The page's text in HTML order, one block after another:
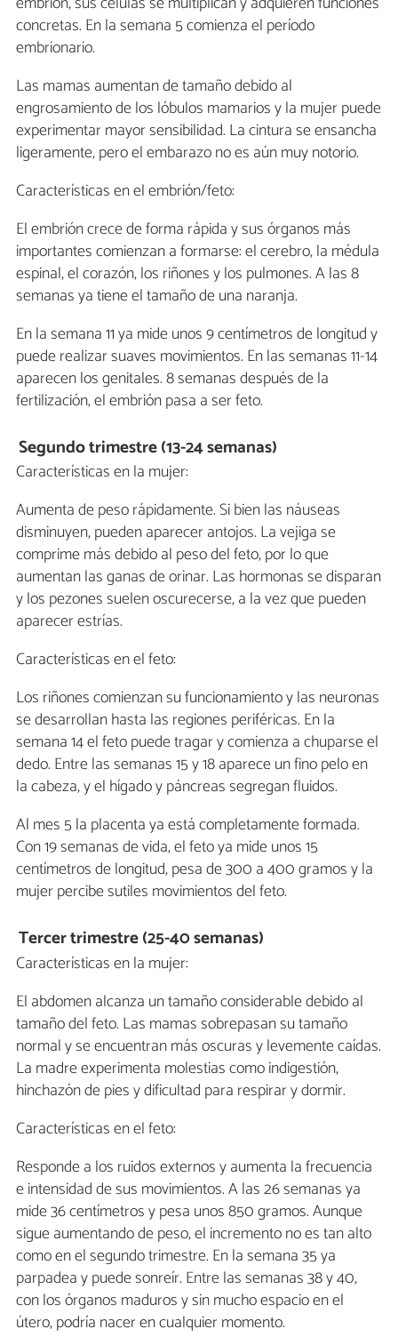
concretas. En la semana 5 comienza el período
embrionario.
Las mamas aumentan de tamaño debido al
engrosamiento de los lóbulos mamarios y la mujer puede
experimentar mayor sensibilidad. La cintura se ensancha
ligeramente, pero el embarazo no es aún muy notorio.
Características en el embrión/feto:
El embrión crece de forma rápida y sus órganos más
importantes comienzan a formarse: el cerebro, la médula
espinal, el corazón, los riñones y los pulmones. A las 8
semanas ya tiene el tamaño de una naranja.
En la semana 11 ya mide unos 9 centímetros de longitud y
puede realizar suaves movimientos. En las semanas 11-14
aparecen los genitales. 8 semanas después de la
fertilización, el embrión pasa a ser feto.
Segundo trimestre (13-24 semanas)
Características en la mujer:
Aumenta de peso rápidamente. Si bien las náuseas
disminuyen, pueden aparecer antojos. La vejiga se
comprime más debido al peso del feto, por lo que
aumentan las ganas de orinar. Las hormonas se disparan
y los pezones suelen oscurecerse, a la vez que pueden
aparecer estrías.
Características en el feto:
Los riñones comienzan su funcionamiento y las neuronas
se desarrollan hasta las regiones periféricas. En la
semana 14 el feto puede tragar y comienza a chuparse el
dedo. Entre las semanas 15 y 18 aparece un fino pelo en
la cabeza, y el hígado y páncreas segregan fluidos.
Al mes 5 la placenta ya está completamente formada.
Con 19 semanas de vida, el feto ya mide unos 15
centímetros de longitud, pesa de 300 a 400 gramos y la
mujer percibe sutiles movimientos del feto.
Tercer trimestre (25-40 semanas)
Características en la mujer:
El abdomen alcanza un tamaño considerable debido al
tamaño del feto. Las mamas sobrepasan su tamaño
normal y se encuentran más oscuras y levemente caídas.
La madre experimenta molestias como indigestión,
hinchazón de pies y dificultad para respirar y dormir.
Características en el feto:
Responde a los ruidos externos y aumenta la frecuencia
e intensidad de sus movimientos. A las 26 semanas ya
mide 36 centímetros y pesa unos 850 gramos. Aunque
sigue aumentando de peso, el incremento no es tan alto
como en el segundo trimestre. En la semana 35 ya
parpadea y puede sonreír. Entre las semanas 38 y 40,
con los órganos maduros y sin mucho espacio en el
útero, podría nacer en cualquier momento.